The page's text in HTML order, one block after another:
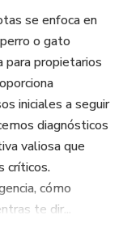
se enfoca en
o gato
para propietarios
iniciales a seguir
diagnósticos
valiosa que
críticos.
cómo
te dir...